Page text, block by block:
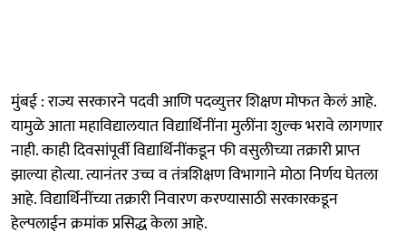
मुंबई : राज्य सरकारने पदवी आणि पदव्युत्तर शिक्षण मोफत केलं आहे.
यामुळे आता महाविद्यालयात विद्यार्थिनींना मुलींना शुल्क भरावे लागणार
नाही. काही दिवसांपूर्वी विद्यार्थिनींकडून फी वसुलीच्या तक्रारी प्राप्त
झाल्या होत्या. त्यानंतर उच्च व तंत्रशिक्षण विभागाने मोठा निर्णय घेतला
आहे. विद्यार्थिनींच्या तक्रारी निवारण करण्यासाठी सरकारकडून
हेल्पलाईन क्रमांक प्रसिद्ध केला आहे.